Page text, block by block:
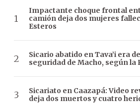
Impactante choque frontal
camión deja dos mujeres
Esteros
Sicario abatido en Tava’i era
seguridad de Macho, según la
Sicariato en Caazapá: Video
deja dos muertos y cuatro